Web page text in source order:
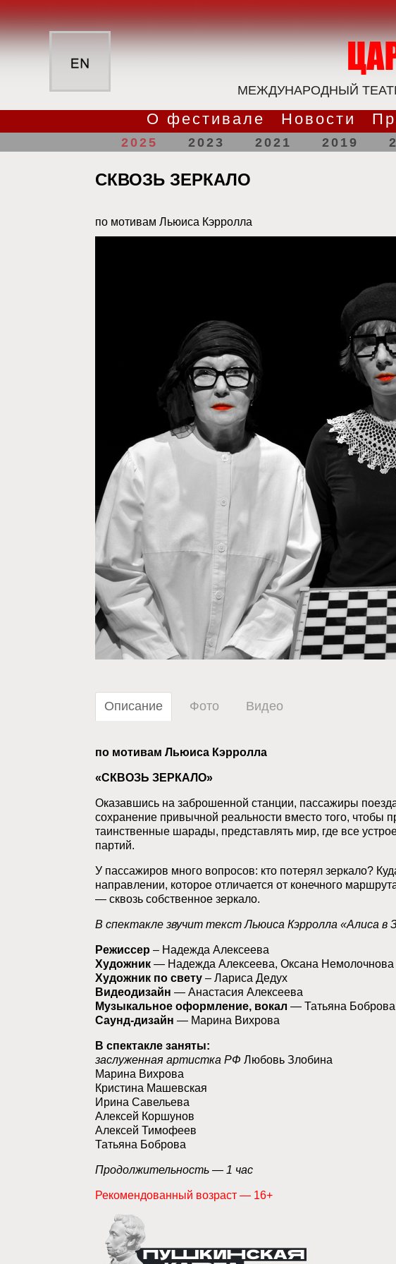
МЕЖДУНАРОДНЫЙ
О фестивале Новости
2025 2023 2021 2019
СКВОЗЬ ЗЕРКАЛО
по мотивам Льюиса Кэрролла
Описание Фото Видео
по мотивам Льюиса Кэрролла
«СКВОЗЬ ЗЕРКАЛО»
Оказавшись на заброшенной станции, пассажиры
сохранение привычной реальности вместо того, чтобы
таинственные шарады, представлять мир, где все
партий.
У пассажиров много вопросов: кто потерял зеркало?
направлении, которое отличается от конечного
— сквозь собственное зеркало.
В спектакле звучит текст Льюиса Кэрролла «Алиса в
Режиссер – Надежда Алексеева
Художник— Надежда Алексеева, Оксана Немолочнова
Художник по свету – Лариса Дедух
Видеодизайн — Анастасия Алексеева
Музыкальное оформление, вокал — Татьяна Боброва
Саунд-дизайн — Марина Вихрова
В спектакле заняты:
заслуженная артистка РФ Любовь Злобина
Марина Вихрова
Кристина Машевская
Ирина Савельева
Алексей Коршунов
Алексей Тимофеев
Татьяна Боброва
Продолжительность — 1 час
Рекомендованный возраст — 16+